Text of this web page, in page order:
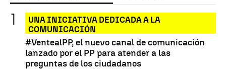
UNA INICIATIVA DEDICADA A LA
COMUNICACIÓN
#VentealPP, el nuevo canal de comunicación
lanzado por el PP para atender a las
preguntas de los ciudadanos